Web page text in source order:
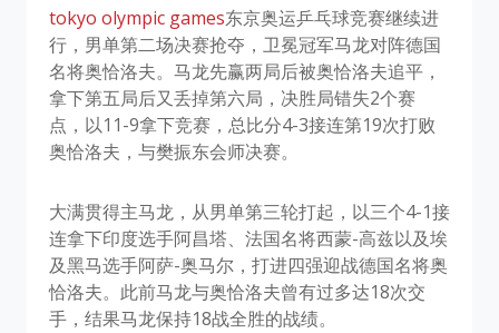
tokyo olympic games​东京奥运乒乓球竞赛继续进
行，男单第二场决赛抢夺，卫冕冠军马龙对阵德国
名将奥恰洛夫。马龙先赢两局后被奥恰洛夫追平，
拿下第五局后又丢掉第六局，决胜局错失2个赛
点，以11-9拿下竞赛，总比分4-3接连第19次打败
奥恰洛夫，与樊振东会师决赛。
大满贯得主马龙，从男单第三轮打起，以三个4-1接
连拿下印度选手阿昌塔、法国名将西蒙-高兹以及埃
及黑马选手阿萨-奥马尔，打进四强迎战德国名将奥
恰洛夫。此前马龙与奥恰洛夫曾有过多达18次交
手，结果马龙保持18战全胜的战绩。